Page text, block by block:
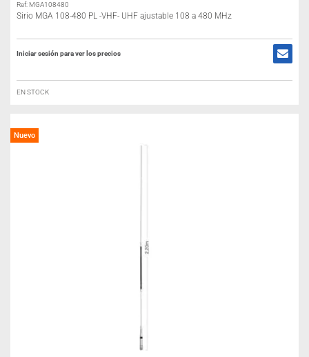
Ref: MGA108480
Sirio MGA 108-480 PL -VHF- UHF ajustable 108 a 480 MHz
Iniciar sesión para ver los precios
EN STOCK
Nuevo